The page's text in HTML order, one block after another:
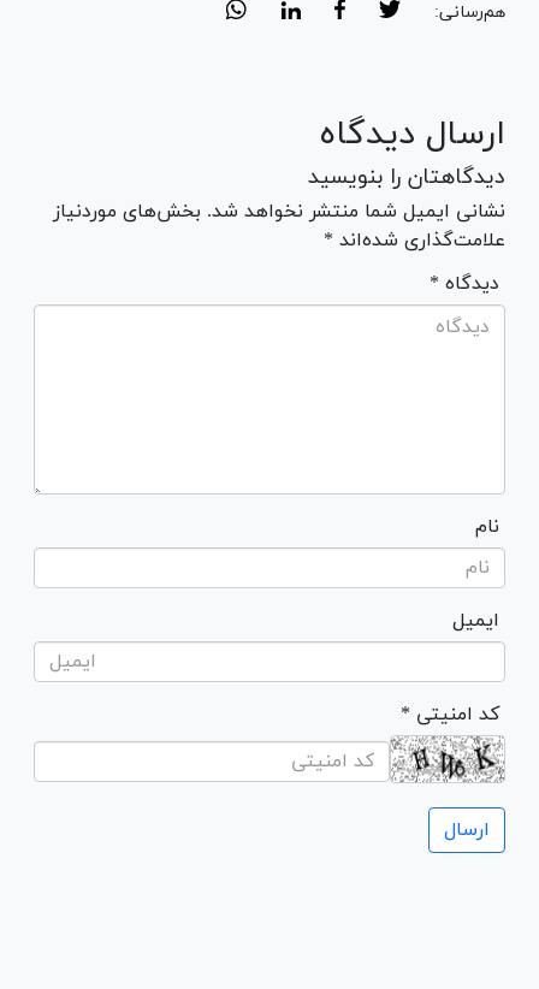
هم‌رسانی:
ارسال دیدگاه
دیدگاهتان را بنویسید
نشانی ایمیل شما منتشر نخواهد شد. بخش‌های موردنیاز
علامت‌گذاری شده‌اند *
* دیدگاه
نام
ایمیل
* کد امنیتی